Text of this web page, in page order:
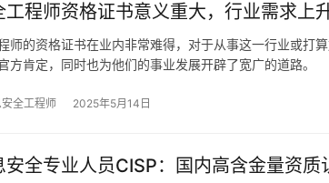
工程师资格证书意义重大，行业需求上
师的资格证书在业内非常难得，对于从事这一行业或打
方肯定，同时也为他们的事业发展开辟了宽广的道路。
全工程师 2025年5月14日
安全专业人员CISP：国内高含金量资质